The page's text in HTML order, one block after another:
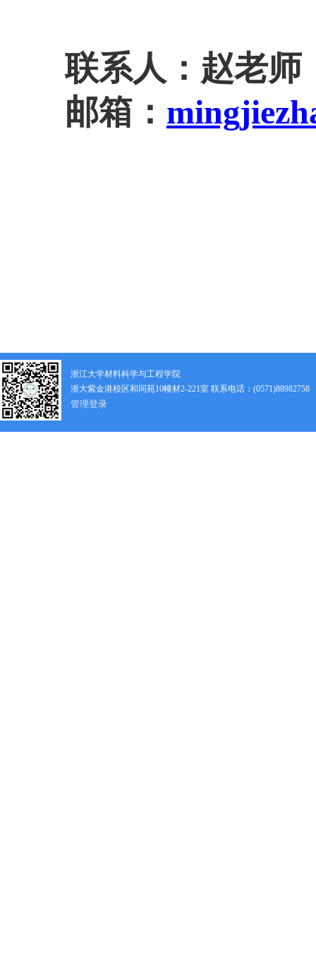
联系人：赵老师
邮箱：
浙江大学材料科学与工程学院
浙大紫金港校区和同苑10幢材2-221室 联系电话：(0571)88982758
管理登录